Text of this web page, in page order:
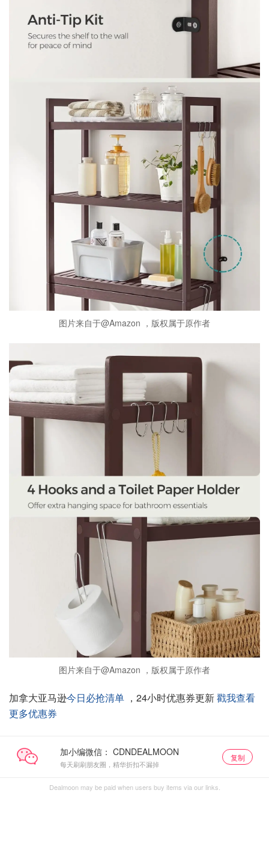
图片来自于@Amazon ，版权属于原作者
图片来自于@Amazon ，版权属于原作者
加拿大亚马逊今日必抢清单 ，24小时优惠券更新戳我查看
更多优惠券
加小编微信：
每天刷刷朋友圈，精华折扣不漏掉
复制
Dealmoon may be paid when users buy items via our links.